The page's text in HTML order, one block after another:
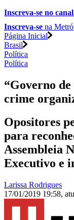
Inscreva-se no canal
Inscreva-se na
Página Inicial
Brasil
Política
Política
“Governo
crime
Opositores
para
Assembleia
Executivo e
Larissa Rodrigues
17/01/2019 19:58,